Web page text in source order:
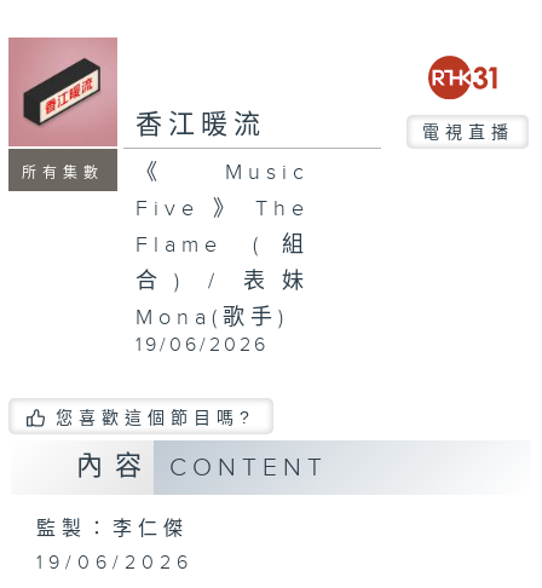
seconds
所有集數
香江暖流 電視直播
《Music
Five》The
Flame (組
合) / 表妹
Mona(歌手)
19/06/2026
您喜歡這個節目嗎?
內容 CONTENT
監製：李仁傑
19/06/2026